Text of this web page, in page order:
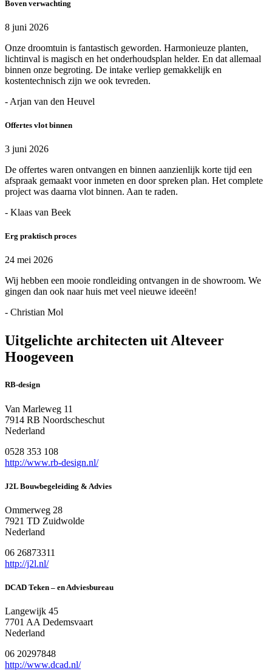
Boven verwachting
8 juni 2026
Onze droomtuin is fantastisch geworden. Harmonieuze planten,
lichtinval is magisch en het onderhoudsplan helder. En dat allemaal
binnen onze begroting. De intake verliep gemakkelijk en
kostentechnisch zijn we ook tevreden.
- Arjan van den Heuvel
Offertes vlot binnen
3 juni 2026
De offertes waren ontvangen en binnen aanzienlijk korte tijd een
afspraak gemaakt voor inmeten en door spreken plan. Het complete
project was daarna vlot binnen. Aan te raden.
- Klaas van Beek
Erg praktisch proces
24 mei 2026
Wij hebben een mooie rondleiding ontvangen in de showroom. We
gingen dan ook naar huis met veel nieuwe ideeën!
- Christian Mol
Uitgelichte architecten uit Alteveer
Hoogeveen
RB-design
Van Marleweg 11
7914 RB Noordscheschut
Nederland
0528 353 108
http://www.rb-design.nl/
J2L Bouwbegeleiding & Advies
Ommerweg 28
7921 TD Zuidwolde
Nederland
06 26873311
http://j2l.nl/
DCAD Teken – en Adviesbureau
Langewijk 45
7701 AA Dedemsvaart
Nederland
06 20297848
http://www.dcad.nl/